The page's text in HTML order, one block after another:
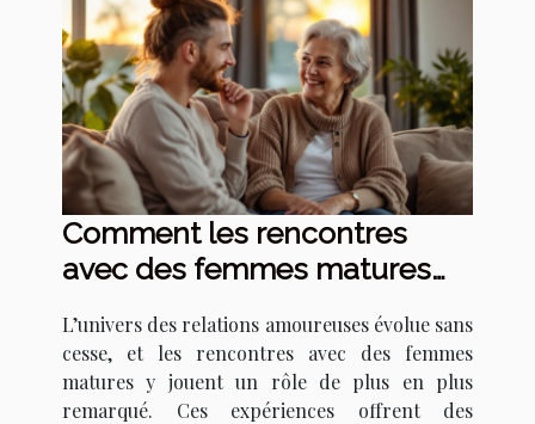
Comment les rencontres
avec des femmes matures
amoureuses ?
L’univers des relations amoureuses évolue sans
cesse, et les rencontres avec des femmes
matures y jouent un rôle de plus en plus
remarqué. Ces expériences offrent des